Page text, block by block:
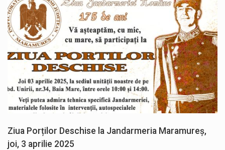
Ziua Porților Deschise la Jandarmeria Maramureș,
joi, 3 aprilie 2025